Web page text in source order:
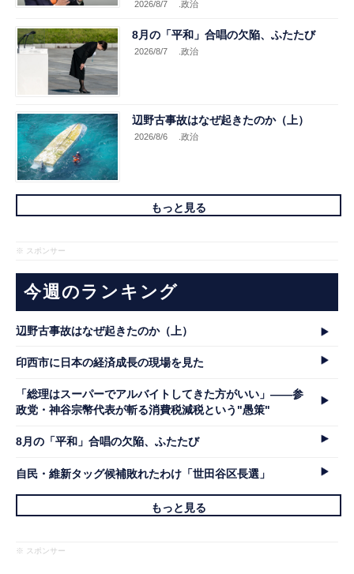
2026/8/7 .政治
8月の「平和」合唱の欠陥、ふたたび
2026/8/7 .政治
辺野古事故はなぜ起きたのか（上）
2026/8/6 .政治
もっと見る
※ スポンサー
今週のランキング
辺野古事故はなぜ起きたのか（上）
印西市に日本の経済成長の現場を見た
「総理はスーパーでアルバイトしてきた方がいい」――参
政党・神谷宗幣代表が斬る消費税減税という"愚策"
8月の「平和」合唱の欠陥、ふたたび
自民・維新タッグ候補敗れたわけ「世田谷区長選」
もっと見る
※ スポンサー